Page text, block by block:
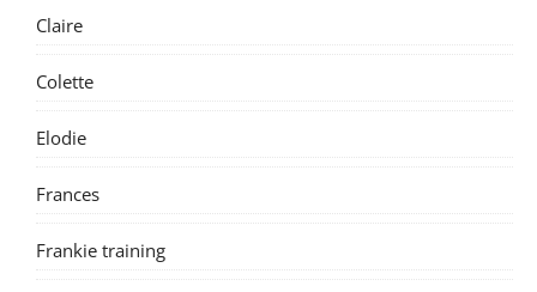
Claire
Colette
Elodie
Frances
Frankie training